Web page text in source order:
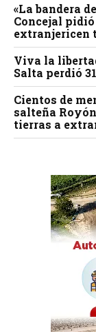
«La bandera
Concejal
extranjericen
Viva la
Salta perdió
Cientos de
salteña
tierras a